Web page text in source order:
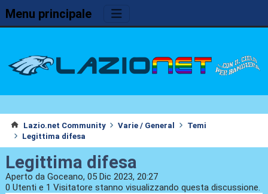
Menu principale
Lazio.net Community Varie / General
Temi
Legittima difesa
Legittima difesa
Aperto da Goceano, 05 Dic 2023, 20:27
0 Utenti e 1 Visitatore stanno visualizzando questa discussione.